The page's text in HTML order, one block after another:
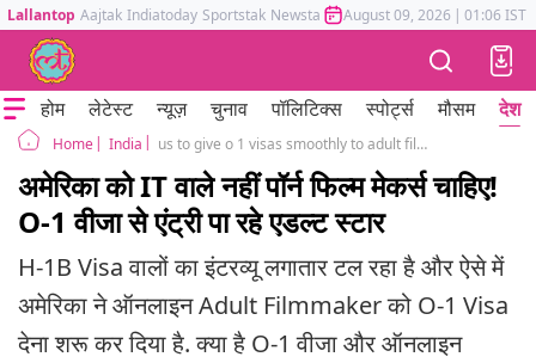
Lallantop Aajtak Indiatoday Sportstak Newstak Mumbai Tak Astrotak
August 09, 2026 | 01:06 IST
होम लेटेस्ट न्यूज़ चुनाव पॉलिटिक्स स्पोर्ट्स मौसम देश
Home India us to give o 1 visas smoothly to adult filmakers h1 b visa aaplicants standby
अमेरिका को IT वाले नहीं पॉर्न फिल्म मेकर्स चाहिए!
O-1 वीजा से एंट्री पा रहे एडल्ट स्टार
H-1B Visa वालों का इंटरव्यू लगातार टल रहा है और ऐसे में
अमेरिका ने ऑनलाइन Adult Filmmaker को O-1 Visa
देना शरू कर दिया है. क्या है O-1 वीजा और ऑनलाइन